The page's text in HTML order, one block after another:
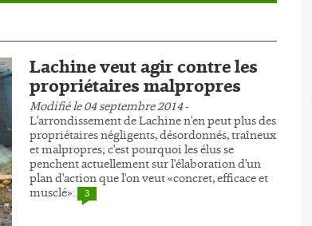
Lachine veut agir contre les
propriétaires malpropres
Modifié le 04 septembre 2014-
L'arrondissement de Lachine n'en peut plus des
propriétaires négligents, désordonnés, traîneux
et malpropres; c'est pourquoi les élus se
penchent actuellement sur l'élaboration d'un
plan d'action que l'on veut «concret, efficace et
musclé».. 3